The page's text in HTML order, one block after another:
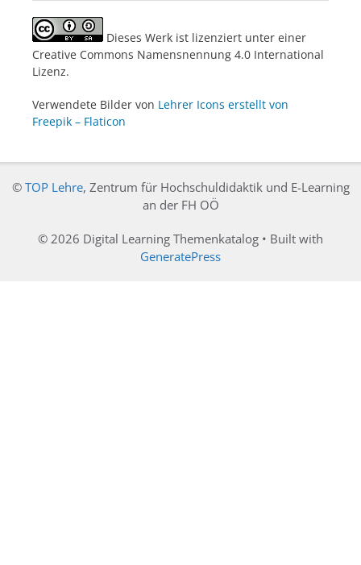
Dieses Werk ist lizenziert unter einer
Creative Commons Namensnennung 4.0 International
Lizenz.
Verwendete Bilder von Lehrer Icons erstellt von
Freepik – Flaticon
© TOP Lehre, Zentrum für Hochschuldidaktik und E-Learning
an der FH OÖ
© 2026 Digital Learning Themenkatalog • Built with
GeneratePress